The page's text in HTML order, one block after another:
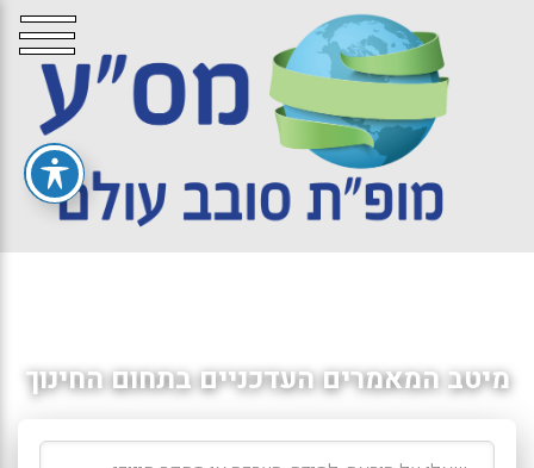
מיטב המאמרים העדכניים בתחום החינוך